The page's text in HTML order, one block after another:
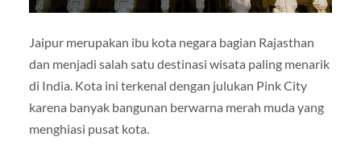
Jaipur merupakan ibu kota negara bagian Rajasthan
dan menjadi salah satu destinasi wisata paling menarik
di India. Kota ini terkenal dengan julukan Pink City
karena banyak bangunan berwarna merah muda yang
menghiasi pusat kota.